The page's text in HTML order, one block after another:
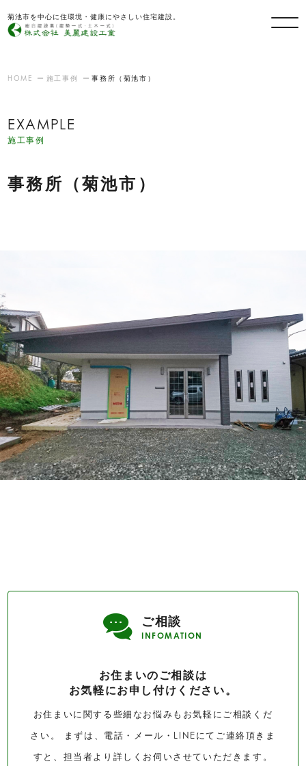
菊池市を中心に住環境・健康にやさしい住宅建設。
HOME 施工事例 事務所（菊池市）
EXAMPLE
施工事例
事務所（菊池市）
ご相談
INFOMATION
お住まいのご相談は
お気軽にお申し付けください。
お住まいに関する些細なお悩みもお気軽にご相談くだ
さい。 まずは、電話・メール・LINEにてご連絡頂きま
すと、担当者より詳しくお伺いさせていただきます。